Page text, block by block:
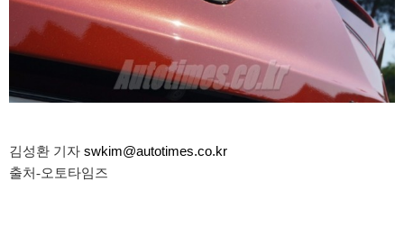
김성환 기자 swkim@autotimes.co.kr
출처-오토타임즈